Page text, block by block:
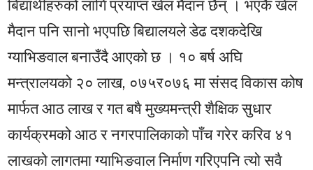
बिद्यार्थीहरुको लागि प्रयाप्त खेल मैदान छैन् । भएकै खेल
मैदान पनि सानो भएपछि बिद्यालयले डेढ दशकदेखि
ग्याभिङवाल बनाउँदै आएको छ । १० बर्ष अघि
मन्त्रालयको २० लाख, ०७५र०७६ मा संसद विकास कोष
मार्फत आठ लाख र गत बषै मुख्यमन्त्री शैक्षिक सुधार
कार्यक्रमको आठ र नगरपालिकाको पाँच गरेर करिव ४१
लाखको लागतमा ग्याभिङवाल निर्माण गरिएपनि त्यो सवै